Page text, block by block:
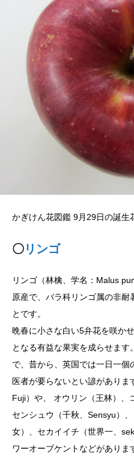
かぎけん花図鑑 9月29日の誕生
〇リンゴ
リンゴ（林檎、学名：Malus
原産で、バラ科リンゴ属の非耐
とです。
晩春に小さな白い5弁花を咲か
となる有益な果実を成らせま
で、昔から、英国では一日一
医者が要らないとい諺がありま
Fuji）や、 オウリン（王林）、
センシュウ（千秋、Sensyu）
女）、セカイイチ（世界一、
ワーオーブケントなどがあり